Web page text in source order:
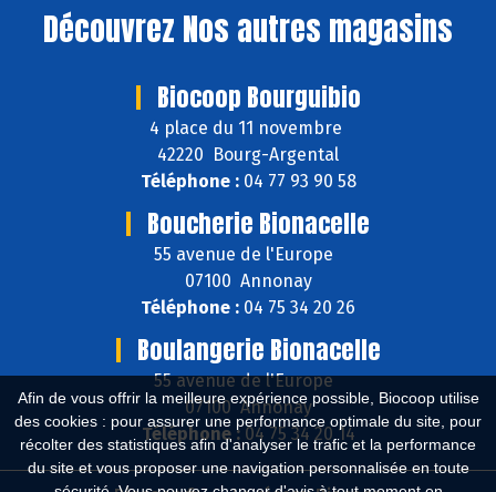
Afin de vous offrir la meilleure expérience possible, Biocoop utilise
des cookies : pour assurer une performance optimale du site, pour
récolter des statistiques afin d'analyser le trafic et la performance
du site et vous proposer une navigation personnalisée en toute
Découvrez Nos autres magasins
Biocoop Bourguibio
4 place du 11 novembre
42220 Bourg-Argental
Téléphone :04 77 93 90 58
Boucherie Bionacelle
55 avenue de l'Europe
07100 Annonay
Téléphone : 04 75 34 20 26
Boulangerie Bionacelle
55 avenue de l'Europe
07100 Annonay
Téléphone :04 75 34 20 14